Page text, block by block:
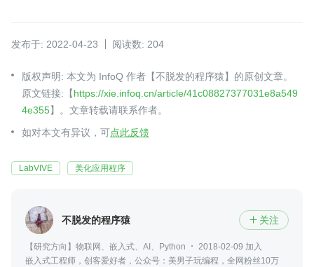
发布于: 2022-04-23 阅读数: 204
版权声明: 本文为 InfoQ 作者【不脱发的程序猿】的原创文章。
原文链接:【https://xie.infoq.cn/article/41c08827377031e8a549
4e355】。文章转载请联系作者。
如对本文有异议，可点此反馈
LabVIVE 美化应用程序
不脱发的程序猿  关注
【研究方向】物联网、嵌入式、AI、Python
2018-02-09 加入
嵌入式工程师，创客爱好者，公众号：美男子玩编程，全网粉丝10万